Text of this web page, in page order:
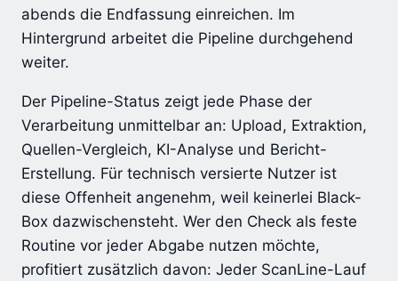
abends die Endfassung einreichen. Im
Hintergrund arbeitet die Pipeline durchgehend
weiter.
Der Pipeline-Status zeigt jede Phase der
Verarbeitung unmittelbar an: Upload, Extraktion,
Quellen-Vergleich, KI-Analyse und Bericht-
Erstellung. Für technisch versierte Nutzer ist
diese Offenheit angenehm, weil keinerlei Black-
Box dazwischensteht. Wer den Check als feste
Routine vor jeder Abgabe nutzen möchte,
profitiert zusätzlich davon: Jeder ScanLine-Lauf